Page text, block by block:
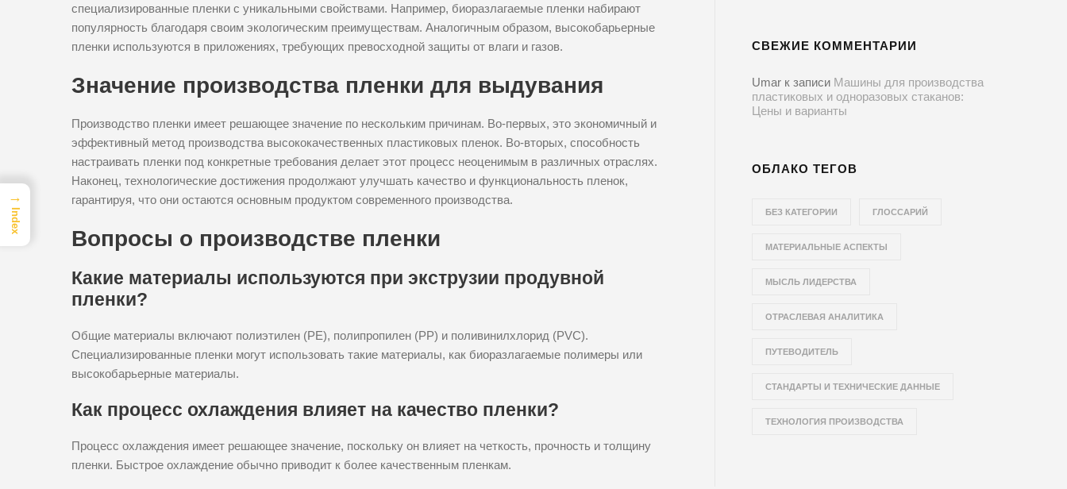
специализированные пленки с уникальными свойствами. Например, биоразлагаемые пленки набирают
популярность благодаря своим экологическим преимуществам. Аналогичным образом, высокобарьерные
пленки используются в приложениях, требующих превосходной защиты от влаги и газов.
Значение производства пленки для выдувания
Производство пленки имеет решающее значение по нескольким причинам. Во-первых, это экономичный и
эффективный метод производства высококачественных пластиковых пленок. Во-вторых, способность
настраивать пленки под конкретные требования делает этот процесс неоценимым в различных отраслях.
Наконец, технологические достижения продолжают улучшать качество и функциональность пленок,
гарантируя, что они остаются основным продуктом современного производства.
Вопросы о производстве пленки
Какие материалы используются при экструзии продувной
пленки?
Общие материалы включают полиэтилен (PE), полипропилен (PP) и поливинилхлорид (PVC).
Специализированные пленки могут использовать такие материалы, как биоразлагаемые полимеры или
высокобарьерные материалы.
Как процесс охлаждения влияет на качество пленки?
Процесс охлаждения имеет решающее значение, поскольку он влияет на четкость, прочность и толщину
пленки. Быстрое охлаждение обычно приводит к более качественным пленкам.
СВЕЖИЕ КОММЕНТАРИИ
Umar к записи Машины для производства
пластиковых и одноразовых стаканов:
Цены и варианты
ОБЛАКО ТЕГОВ
БЕЗ КАТЕГОРИИ ГЛОССАРИЙ
МАТЕРИАЛЬНЫЕ АСПЕКТЫ
МЫСЛЬ ЛИДЕРСТВА
ОТРАСЛЕВАЯ АНАЛИТИКА
ПУТЕВОДИТЕЛЬ
СТАНДАРТЫ И ТЕХНИЧЕСКИЕ ДАННЫЕ
ТЕХНОЛОГИЯ ПРОИЗВОДСТВА
→
Index